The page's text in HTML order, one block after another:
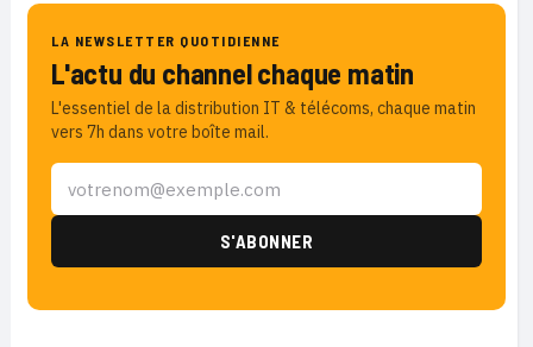
LA NEWSLETTER QUOTIDIENNE
L'actu du channel chaque matin
L'essentiel de la distribution IT & télécoms, chaque matin
vers 7h dans votre boîte mail.